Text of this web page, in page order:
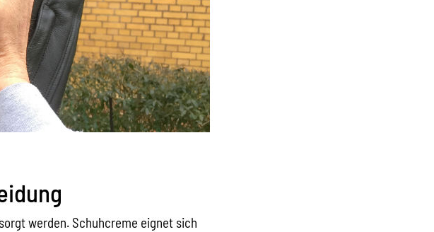
werden. Schuhcreme eignet sich